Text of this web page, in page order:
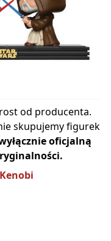
od producenta.
skupujemy figurek
oficjalną